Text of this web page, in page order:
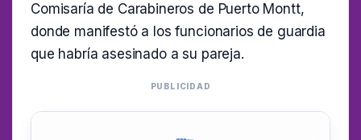
Comisaría de Carabineros de Puerto Montt,
donde manifestó a los funcionarios de guardia
que habría asesinado a su pareja.
PUBLICIDAD